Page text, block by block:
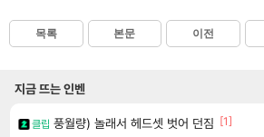
목록 본문 이전
지금 뜨는 인벤
클립 풍월량) 놀래서 헤드셋 벗어 던짐 [1]